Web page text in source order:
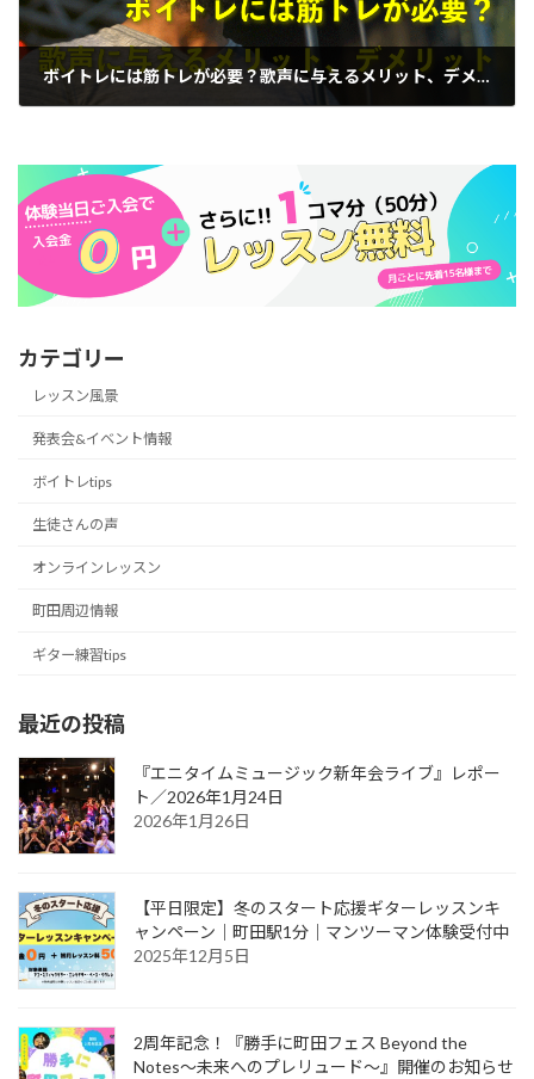
ボイトレには筋トレが必要？歌声に与えるメリット、デメリット
カテゴリー
レッスン風景
発表会&イベント情報
ボイトレtips
生徒さんの声
オンラインレッスン
町田周辺情報
ギター練習tips
最近の投稿
『エニタイムミュージック新年会ライブ』レポー
ト／2026年1月24日
2026年1月26日
【平日限定】冬のスタート応援ギターレッスンキ
ャンペーン｜町田駅1分｜マンツーマン体験受付中
2025年12月5日
2周年記念！『勝手に町田フェス Beyond the
Notes～未来へのプレリュード～』開催のお知らせ